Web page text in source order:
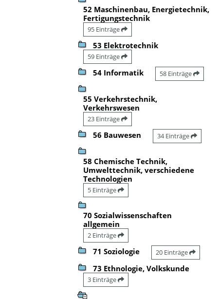
52 Maschinenbau, Energietechnik,
Fertigungstechnik
95 Einträge
53 Elektrotechnik
59 Einträge
54 Informatik 58 Einträge
55 Verkehrstechnik,
Verkehrswesen
23 Einträge
56 Bauwesen 34 Einträge
58 Chemische Technik,
Umwelttechnik, verschiedene
Technologien
5 Einträge
70 Sozialwissenschaften
allgemein
2 Einträge
71 Soziologie 20 Einträge
73 Ethnologie, Volkskunde
3 Einträge